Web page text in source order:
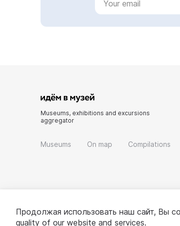
Museums, exhibitions and excursions
aggregator
Museums On map Compilations
Продолжая использовать наш сайт, Вы
quality of our website and services.